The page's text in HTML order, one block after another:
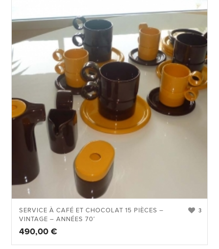
3
SERVICE À CAFÉ ET CHOCOLAT 15 PIÈCES –
VINTAGE – ANNÉES 70′
490,00 €